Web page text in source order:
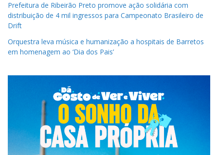
Prefeitura de Ribeirão Preto promove ação solidária com
distribuição de 4 mil ingressos para Campeonato Brasileiro de
Drift
Orquestra leva música e humanização a hospitais de Barretos
em homenagem ao ‘Dia dos Pais’